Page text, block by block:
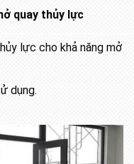
quay thủy lực
lực cho khả năng mở
dụng.